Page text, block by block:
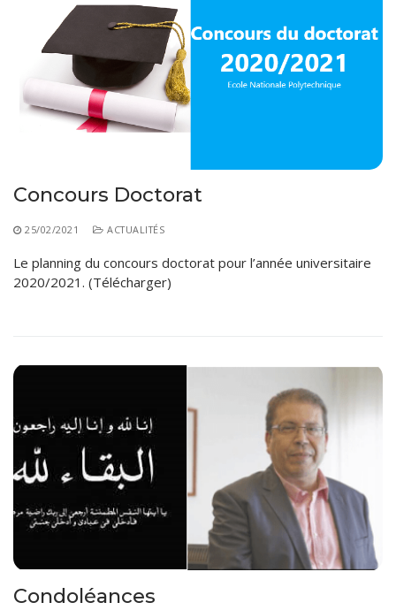
Classes Préparatoires
Programmes Pédagogiques
Formations assurées
Stages
Concours Doctorat
25/02/2021 ACTUALITÉS
Le planning du concours doctorat pour l’année universitaire
2020/2021. (Télécharger)
Condoléances